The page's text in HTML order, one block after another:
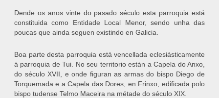
Dende os anos vinte do pasado século esta parroquia está
constituida como Entidade Local Menor, sendo unha das
poucas que ainda seguen existindo en Galicia.
Boa parte desta parroquia está vencellada eclesiásticamente
á parroquia de Tui. No seu territorio están a Capela do Anxo,
do século XVII, e onde figuran as armas do bispo Diego de
Torquemada e a Capela das Dores, en Frinxo, edificada polo
bispo tudense Telmo Maceira na métade do século XIX.